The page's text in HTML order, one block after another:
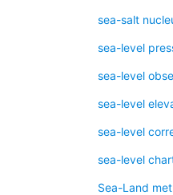
sea-salt
sea-level
sea-level
sea-level
sea-level
sea-level
Sea-Land